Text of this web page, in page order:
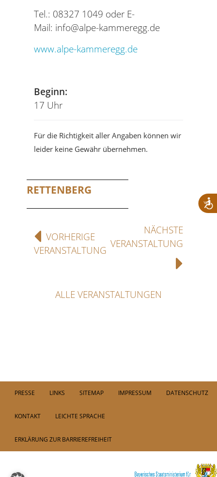
Tel.: 08327 1049 oder E-
Mail: info@alpe-kammeregg.de
www.alpe-kammeregg.de
Beginn:
17 Uhr
Für die Richtigkeit aller Angaben können wir
leider keine Gewähr übernehmen.
RETTENBERG
VORHERIGE
VERANSTALTUNG
NÄCHSTE
VERANSTALTUNG
ALLE VERANSTALTUNGEN
PRESSE LINKS SITEMAP IMPRESSUM DATENSCHUTZ
KONTAKT LEICHTE SPRACHE
ERKLÄRUNG ZUR BARRIEREFREIHEIT